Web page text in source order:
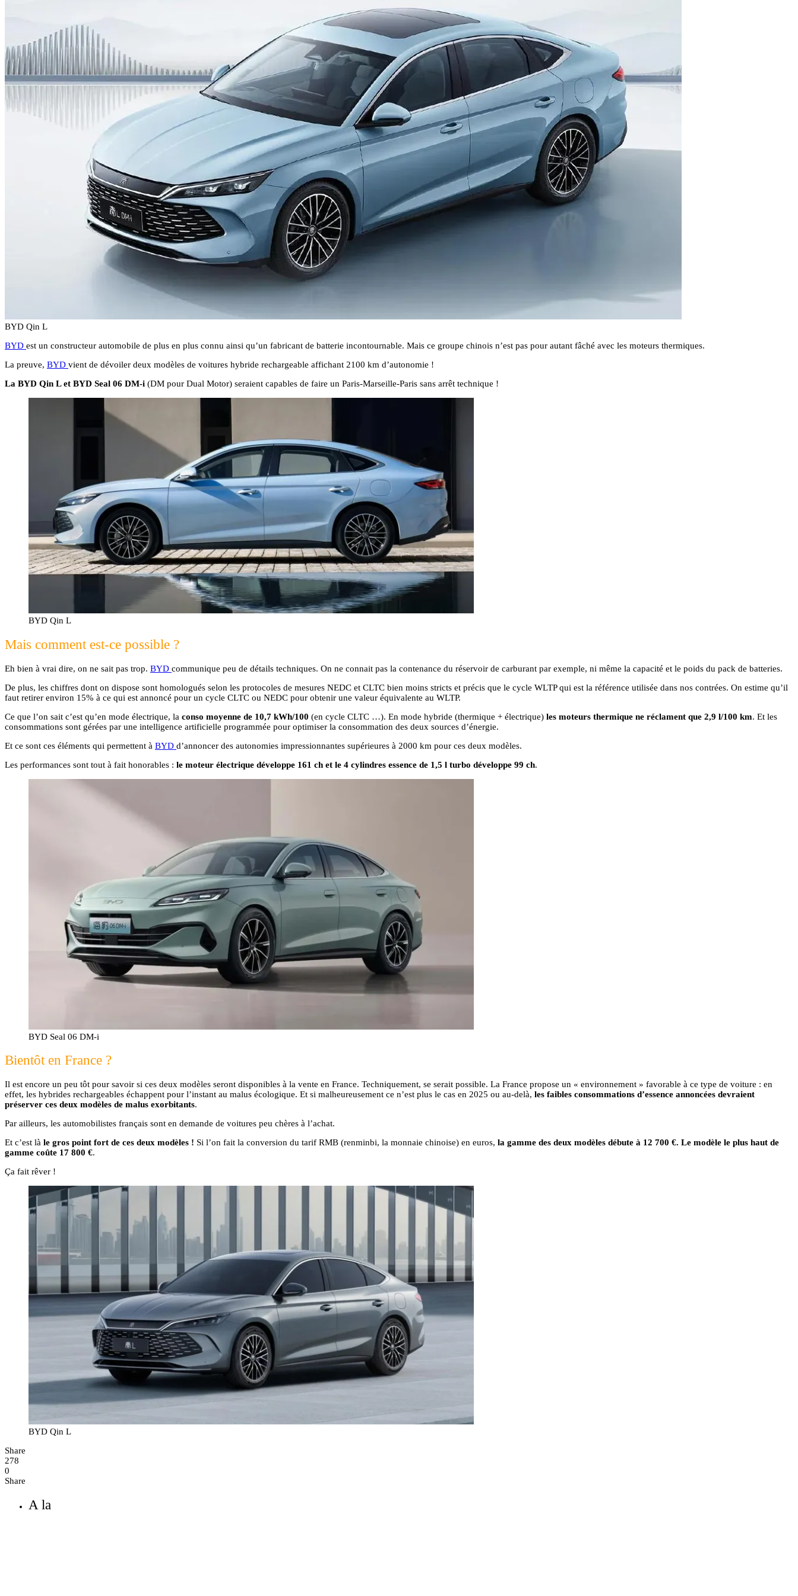
BYD Qin L
BYD est un constructeur automobile de plus en plus connu ainsi qu’un fabricant de batterie incontournable. Mais ce groupe chinois n’est pas pour autant fâché avec les moteurs thermiques.
La preuve, BYD vient de dévoiler deux modèles de voitures hybride rechargeable affichant 2100 km d’autonomie !
La BYD Qin L et BYD Seal 06 DM-i (DM pour Dual Motor) seraient capables de faire un Paris-Marseille-Paris sans arrêt technique !
BYD Qin L
Mais comment est-ce possible ?
Eh bien à vrai dire, on ne sait pas trop. BYD communique peu de détails techniques. On ne connait pas la contenance du réservoir de carburant par exemple, ni même la capacité et le poids du pack de batteries.
De plus, les chiffres dont on dispose sont homologués selon les protocoles de mesures NEDC et CLTC bien moins stricts et précis que le cycle WLTP qui est la référence utilisée dans nos contrées. On estime qu’il
faut retirer environ 15% à ce qui est annoncé pour un cycle CLTC ou NEDC pour obtenir une valeur équivalente au WLTP.
Ce que l’on sait c’est qu’en mode électrique, la conso moyenne de 10,7 kWh/100 (en cycle CLTC …). En mode hybride (thermique + électrique) les moteurs thermique ne réclament que 2,9 l/100 km. Et les
consommations sont gérées par une intelligence artificielle programmée pour optimiser la consommation des deux sources d’énergie.
Et ce sont ces éléments qui permettent à BYD d’annoncer des autonomies impressionnantes supérieures à 2000 km pour ces deux modèles.
Les performances sont tout à fait honorables : le moteur électrique développe 161 ch et le 4 cylindres essence de 1,5 l turbo développe 99 ch.
BYD Seal 06 DM-i
Bientôt en France ?
Il est encore un peu tôt pour savoir si ces deux modèles seront disponibles à la vente en France. Techniquement, se serait possible. La France propose un « environnement » favorable à ce type de voiture : en
effet, les hybrides rechargeables échappent pour l’instant au malus écologique. Et si malheureusement ce n’est plus le cas en 2025 ou au-delà, les faibles consommations d’essence annoncées devraient
préserver ces deux modèles de malus exorbitants.
Par ailleurs, les automobilistes français sont en demande de voitures peu chères à l’achat.
Et c’est là le gros point fort de ces deux modèles ! Si l’on fait la conversion du tarif RMB (renminbi, la monnaie chinoise) en euros, la gamme des deux modèles débute à 12 700 €. Le modèle le plus haut de
gamme coûte 17 800 €.
Ça fait rêver !
BYD Qin L
Share
278
0
Share
A la